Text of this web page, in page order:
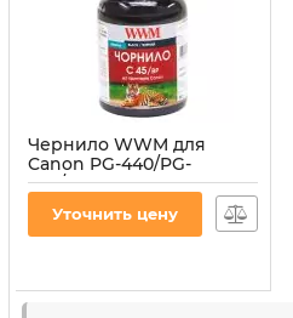
Чернило WWM для
Canon PG-440/PG-
445/PGI-450Bk 200г Black
пигментное (C45/BP)
Уточнить цену